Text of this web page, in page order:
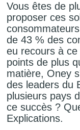
Vous êtes de
proposer ces
de 43 % des
eu recours à
points de plus
matière, Oney
des leaders du
plusieurs pays
ce succès ?
Explications.